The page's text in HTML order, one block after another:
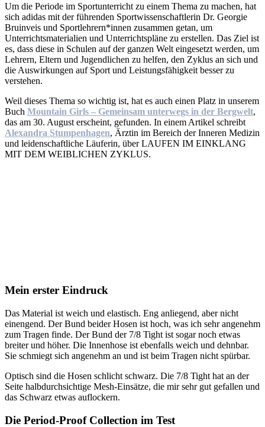
Um die Periode im Sportunterricht zu einem Thema zu machen, hat
sich adidas mit der führenden Sportwissenschaftlerin Dr. Georgie
Bruinveis und Sportlehrern*innen zusammen getan, um
Unterrichtsmaterialien und Unterrichtspläne zu erstellen. Das Ziel ist
es, dass diese in Schulen auf der ganzen Welt eingesetzt werden, um
Lehrern, Eltern und Jugendlichen zu helfen, den Zyklus an sich und
die Auswirkungen auf Sport und Leistungsfähigkeit besser zu
verstehen.
Weil dieses Thema so wichtig ist, hat es auch einen Platz in unserem
Buch Mountain Girls – Gemeinsam unterwegs in der Bergwelt,
das am 30. August erscheint, gefunden. In einem Artikel schreibt
Alexandra Stumpenhagen, Ärztin im Bereich der Inneren Medizin
und leidenschaftliche Läuferin, über LAUFEN IM EINKLANG
MIT DEM WEIBLICHEN ZYKLUS.
Mein erster Eindruck
Das Material ist weich und elastisch. Eng anliegend, aber nicht
einengend. Der Bund beider Hosen ist hoch, was ich sehr angenehm
zum Tragen finde. Der Bund der 7/8 Tight ist sogar noch etwas
breiter und höher. Die Innenhose ist ebenfalls weich und dehnbar.
Sie schmiegt sich angenehm an und ist beim Tragen nicht spürbar.
Optisch sind die Hosen schlicht schwarz. Die 7/8 Tight hat an der
Seite halbdurchsichtige Mesh-Einsätze, die mir sehr gut gefallen und
das Schwarz etwas auflockern.
Die Period-Proof Collection im Test